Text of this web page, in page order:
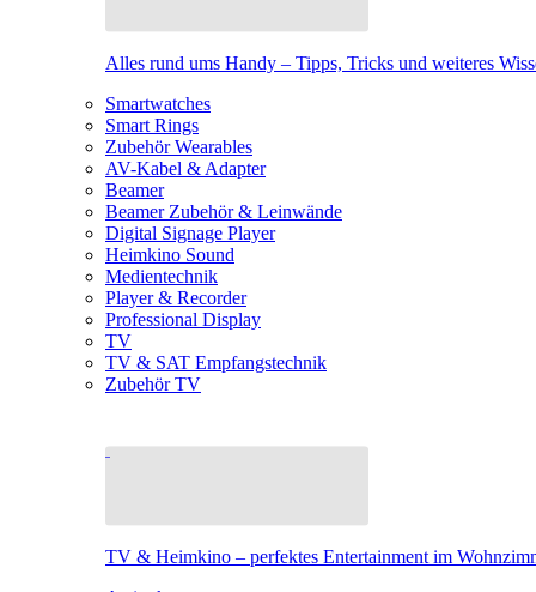
Alles rund ums Handy – Tipps, Tricks und weiteres
Smartwatches
Smart Rings
Zubehör Wearables
AV-Kabel & Adapter
Beamer
Beamer Zubehör & Leinwände
Digital Signage Player
Heimkino Sound
Medientechnik
Player & Recorder
Professional Display
TV
TV & SAT Empfangstechnik
Zubehör TV
TV & Heimkino – perfektes Entertainment im